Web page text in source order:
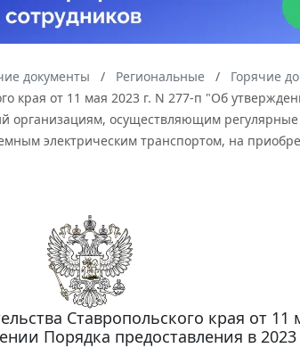
документы Региональные Горячие
края от 11 мая 2023 г. N 277-п "Об
организациям, осуществляющим
электрическим транспортом, на
Ставропольского края от 11
Порядка предоставления в 2023